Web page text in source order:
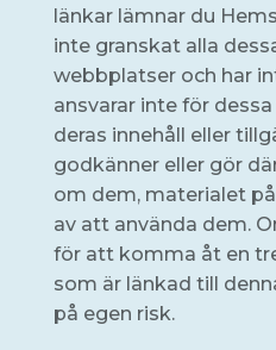
länkar lämnar du
inte granskat alla
webbplatser och har
ansvarar inte för
deras innehåll eller
godkänner eller gör
om dem, materialet
av att använda dem.
för att komma åt en
som är länkad till
på egen risk.